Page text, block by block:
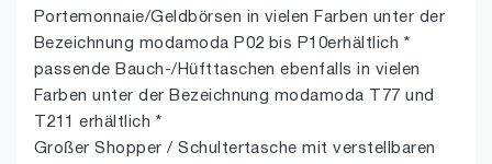
Portemonnaie/Geldbörsen in vielen Farben unter der
Bezeichnung modamoda P02 bis P10erhältlich *
passende Bauch-/Hüfttaschen ebenfalls in vielen
Farben unter der Bezeichnung modamoda T77 und
T211 erhältlich *
Großer Shopper / Schultertasche mit verstellbaren